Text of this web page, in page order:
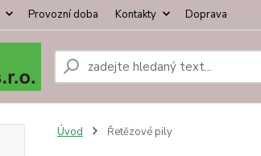
Provozní doba Kontakty Doprava
Úvod Řetězové pily